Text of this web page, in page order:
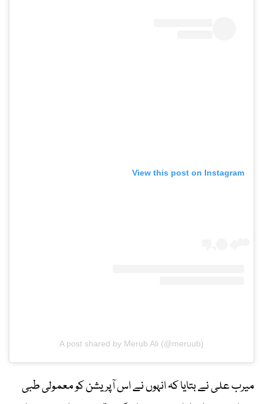
View this post on Instagram
A post shared by Merub Ali (@meruub)
میرب علی نے بتایا کہ انہوں نے اس آپریشن کو معمولی طبی